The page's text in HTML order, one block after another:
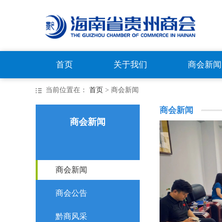
首页 关于我们 商会新闻
当前位置在： 首页 > 商会新闻
商会新闻
商会新闻
商会公告
黔商风采
商会新闻